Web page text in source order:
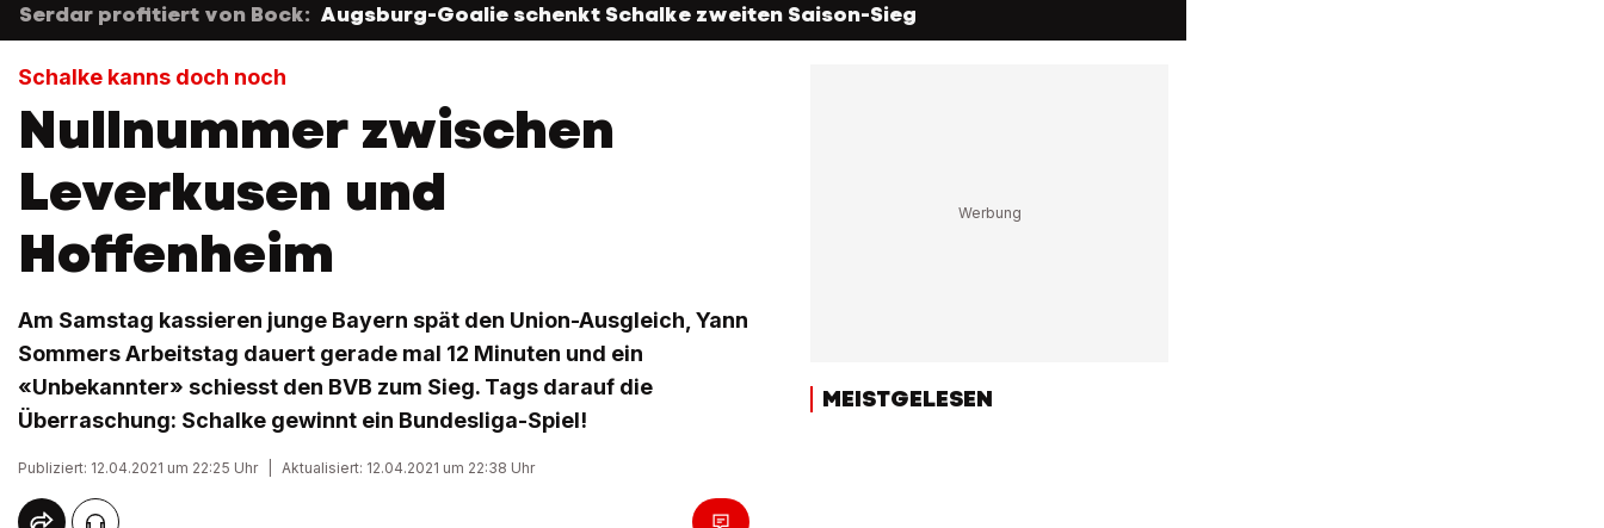
Serdar profitiert von Bock: Augsburg-Goalie schenkt Schalke zweiten Saison-Sieg
Schalke kanns doch noch
Nullnummer zwischen
Leverkusen und
Hoffenheim
Am Samstag kassieren junge Bayern spät den Union-Ausgleich, Yann
Sommers Arbeitstag dauert gerade mal 12 Minuten und ein
«Unbekannter» schiesst den BVB zum Sieg. Tags darauf die
Überraschung: Schalke gewinnt ein Bundesliga-Spiel!
Publiziert: 12.04.2021 um 22:25 Uhr Aktualisiert: 12.04.2021 um 22:38 Uhr
MEISTGELESEN